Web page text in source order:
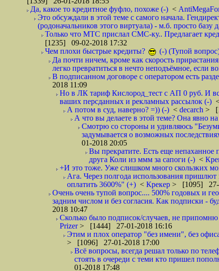
Да, какое то кредитное фуфло, похоже (-) <
Это обсуждали в этой теме с самого начала.
(родоначальников этого виртуала) - м.б. просто
Только что МТС прислал СМС-ку.. Предлагает
[1235] 09-02-2018 17:32
Чем плохи быстрые кредиты?
(-) (Тупой
Да почти ничем, кроме как скорость
легко превратиться в нечто неподъёмное, если
В подписанном договоре с оператором есть
2018 11:09
Но в ЛК тариф Кислород_тест с АП 0 руб. И
ваших персданных и рекламных рассылок (-)
А потом в суд, наверно? =)) (-) < decarch >
А что вы делаете в этой теме? Она явно
Смотрю со стороны и удивляюсь
задумывается о возможных
01-2018 20:05
Вы прекратите. Есть еще непаханное
друга Коли из ммм за сапоги (-) <
+И это тоже. Уже слишком много скользких
Ага. Через полгода использования
оплатить 3600%" (+) < Крекер > [1095] 27-
Очень очень тупой вопрос.... 500% годовых и
задним числом и без согласия. Как подписки -
2018 10:47
Сколько было подписок/случаев, не
Prizer> [1444] 27-01-2018 16:16
Этим и плох оператор "без имени", без
> [1096] 27-01-2018 17:00
Всё вопросы, всегда решал только по
стоять в очереди с теми кто пришел
01-2018 17:48